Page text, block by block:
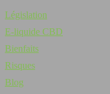
Législation
E-liquide CBD
Bienfaits
Risques
Blog